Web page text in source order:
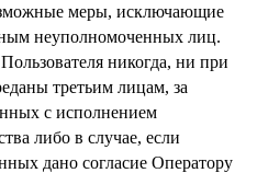
меры, исключающие
неуполномоченных лиц.
никогда, ни при
третьим лицам, за
с исполнением
либо в случае, если
дано согласие Оператору